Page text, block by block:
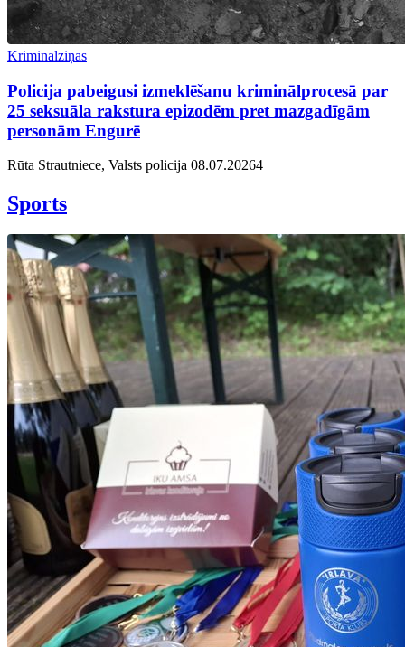
Kriminālziņas
Policija pabeigusi izmeklēšanu kriminālprocesā par
25 seksuāla rakstura epizodēm pret mazgadīgām
personām Engurē
Rūta Strautniece, Valsts policija 08.07.20264
Sports